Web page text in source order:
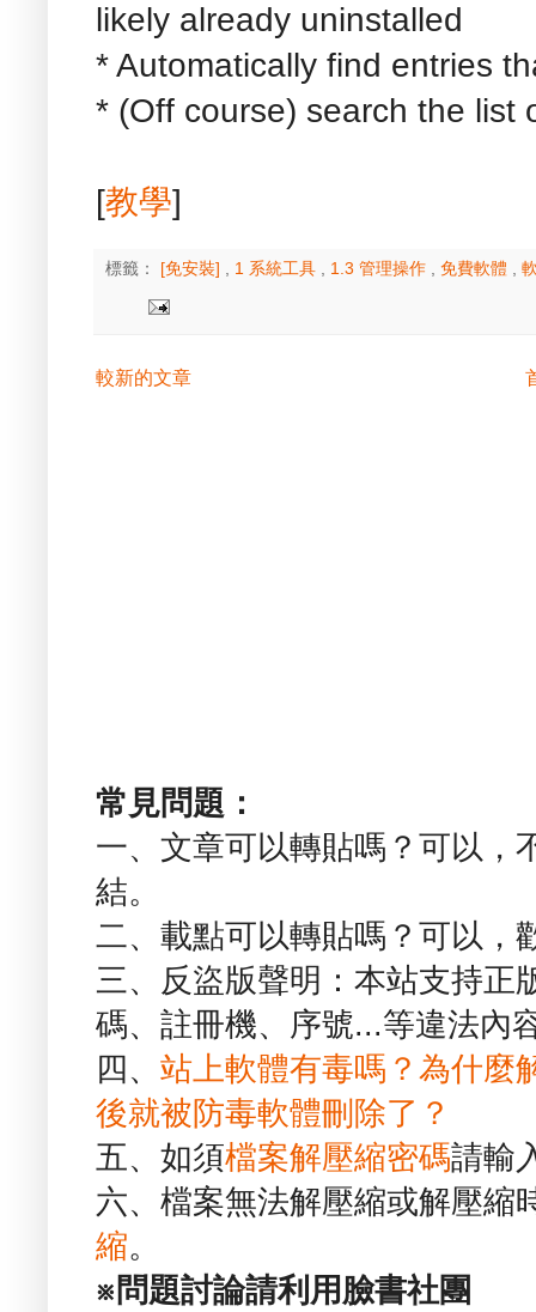
likely already uninstalled
* Automatically find entries
* (Off course) search the list
[教學]
標籤： [免安裝] 1 系統工具 1.3 管理操作 免費軟體
較新的文章
常見問題：
一、文章可以轉貼嗎？可以，
結。
二、載點可以轉貼嗎？可以，
三、反盜版聲明：本站支持正
碼、註冊機、序號...等違法內
四、 站上軟體有毒嗎？為什麼
後就被防毒軟體刪除了？
五、如須檔案解壓縮密碼請輸
六、檔案無法解壓縮或解壓縮
縮。
※問題討論請利用臉書社團